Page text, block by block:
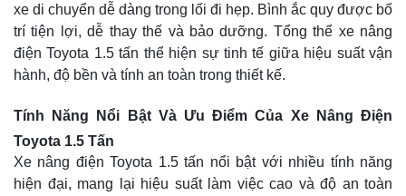
xe di chuyển dễ dàng trong lối đi hẹp. Bình ắc quy được bố
trí tiện lợi, dễ thay thế và bảo dưỡng. Tổng thể xe nâng
điện Toyota 1.5 tấn thể hiện sự tinh tế giữa hiệu suất vận
hành, độ bền và tính an toàn trong thiết kế.
Tính Năng Nổi Bật Và Ưu Điểm Của Xe Nâng Điện
Toyota 1.5 Tấn
Xe nâng điện Toyota 1.5 tấn nổi bật với nhiều tính năng
hiện đại, mang lại hiệu suất làm việc cao và độ an toàn